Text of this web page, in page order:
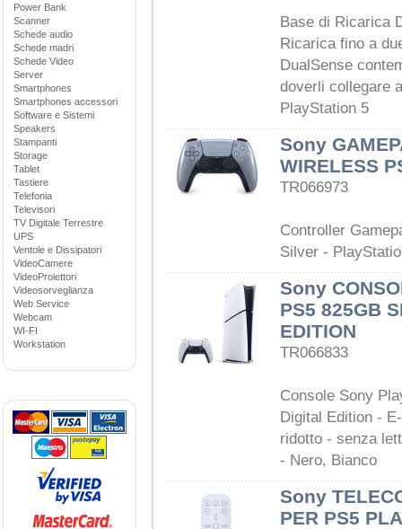
Power Bank
Scanner
Schede audio
Schede madri
Schede Video
Server
Smartphones
Smartphones accessori
Software e Sistemi
Speakers
Stampanti
Storage
Tablet
Tastiere
Telefonia
Televisori
TV Digitale Terrestre
UPS
Ventole e Dissipatori
VideoCamere
VideoProiettori
Videosorveglianza
Web Service
Webcam
WI-FI
Workstation
Base di Ricarica
Ricarica fino a
DualSense
doverli collegare
PlayStation 5
Sony
WIRELESS
TR066973
Controller
Silver -
Sony
PS5 825GB
EDITION
TR066833
Console Sony
Digital Edition -
ridotto - senza
- Nero, Bianco
Sony
PER PS5